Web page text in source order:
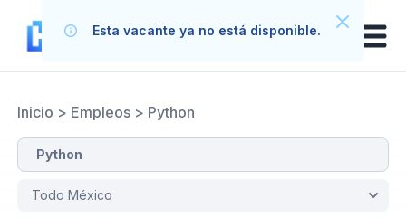
Inicio > Empleos> Python
Esta vacante ya no está disponible.